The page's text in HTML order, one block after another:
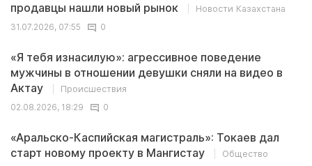
продавцы нашли новый рынок
Новости Казахстана
31.07.2026, 07:55
0
«Я тебя изнасилую»: агрессивное поведение
мужчины в отношении девушки сняли на видео в
Актау
Происшествия
02.08.2026, 18:29
0
«Аральско-Каспийская магистраль»: Токаев дал
старт новому проекту в Мангистау
Общество